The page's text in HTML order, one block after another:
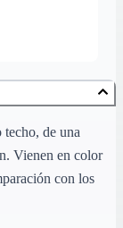
techo, de una
Vienen en color
con los